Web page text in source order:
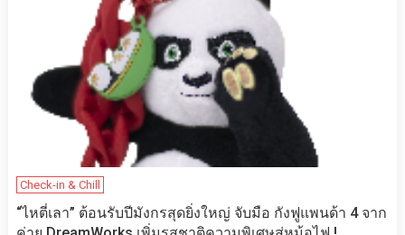
Check-in & Chill
“ไหตี่เลา” ต้อนรับปีมังกรสุดยิ่งใหญ่ จับมือ กังฟูแพนด้า 4 จาก